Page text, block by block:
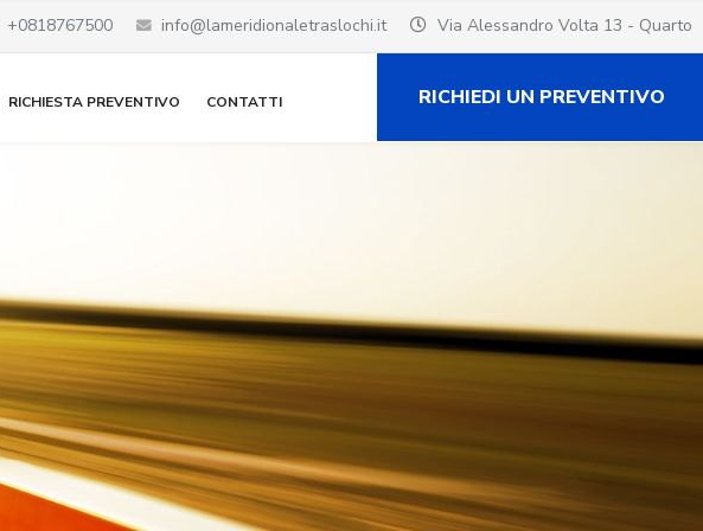
+0818767500 info@lameridionaletraslochi.it Via Alessandro Volta 13 - Quarto
RICHIEDI UN PREVENTIVO
RICHIESTA PREVENTIVO CONTATTI